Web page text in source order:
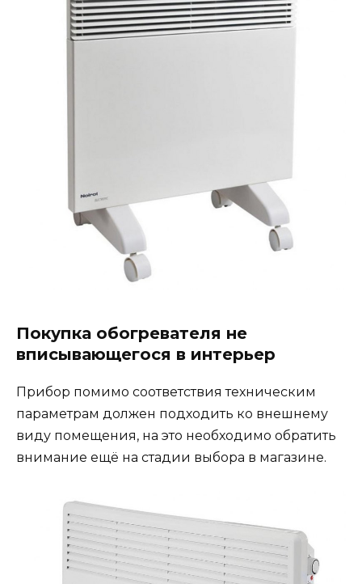
Покупка обогревателя не
вписывающегося в интерьер
Прибор помимо соответствия техническим
параметрам должен подходить ко внешнему
виду помещения, на это необходимо обратить
внимание ещё на стадии выбора в магазине.